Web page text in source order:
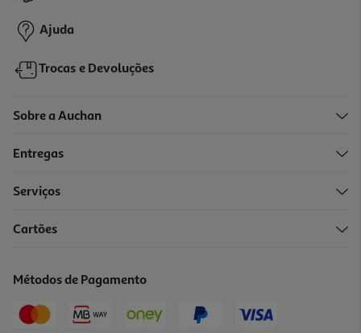
19,99 €
Ajuda
Trocas e Devoluções
Sobre a Auchan
Entregas
Serviços
Cartões
Métodos de Pagamento